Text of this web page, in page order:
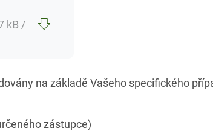
kB /
na základě Vašeho specifického
zástupce)